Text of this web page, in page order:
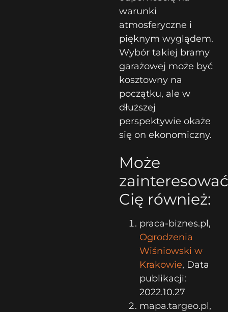
warunki
atmosferyczne i
pięknym wyglądem.
Wybór takiej bramy
garażowej może być
kosztowny na
początku, ale w
dłuższej
perspektywie okaże
się on ekonomiczny.
Może
zainteresować
Cię również:
praca-biznes.pl,
Ogrodzenia
Wiśniowski w
Krakowie, Data
publikacji:
2022.10.27
mapa.targeo.pl,